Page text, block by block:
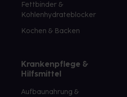
Fettbinder &
Kohlenhydrateblocker
Kochen & Backen
Krankenpflege &
Hilfsmittel
Aufbaunahrung &